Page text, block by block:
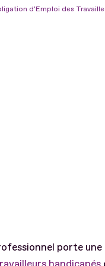
d'Emploi des
porte une